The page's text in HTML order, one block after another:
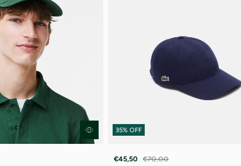
35% OFF
€45,50 €70,00